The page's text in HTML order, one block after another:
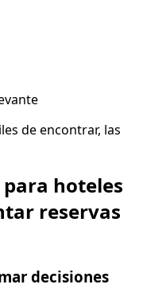
de encontrar, las
hoteles
reservas
decisiones